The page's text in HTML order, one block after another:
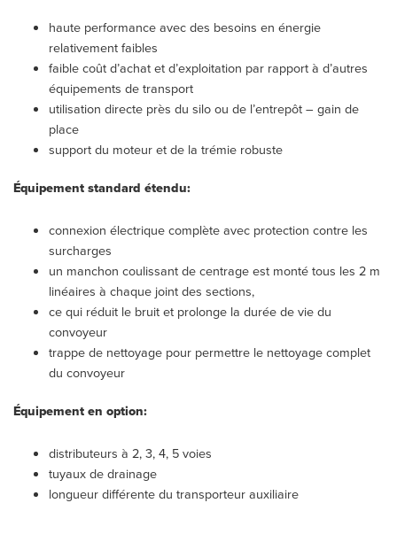
haute performance avec des besoins en énergie
relativement faibles
faible coût d’achat et d’exploitation par rapport à d’autres
équipements de transport
utilisation directe près du silo ou de l’entrepôt – gain de
place
support du moteur et de la trémie robuste
Équipement standard étendu:
connexion électrique complète avec protection contre les
surcharges
un manchon coulissant de centrage est monté tous les 2 m
linéaires à chaque joint des sections,
ce qui réduit le bruit et prolonge la durée de vie du
convoyeur
trappe de nettoyage pour permettre le nettoyage complet
du convoyeur
Équipement en option:
distributeurs à 2, 3, 4, 5 voies
tuyaux de drainage
longueur différente du transporteur auxiliaire